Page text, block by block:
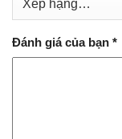
Đánh giá của bạn *